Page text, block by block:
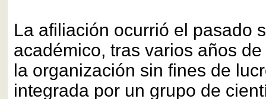
La afiliación ocurrió el pasado
académico, tras varios años
la organización sin fines de
integrada por un grupo de